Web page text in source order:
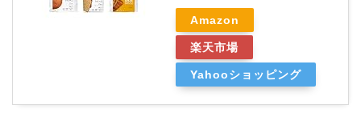
Amazon
楽天市場
Yahooショッピング